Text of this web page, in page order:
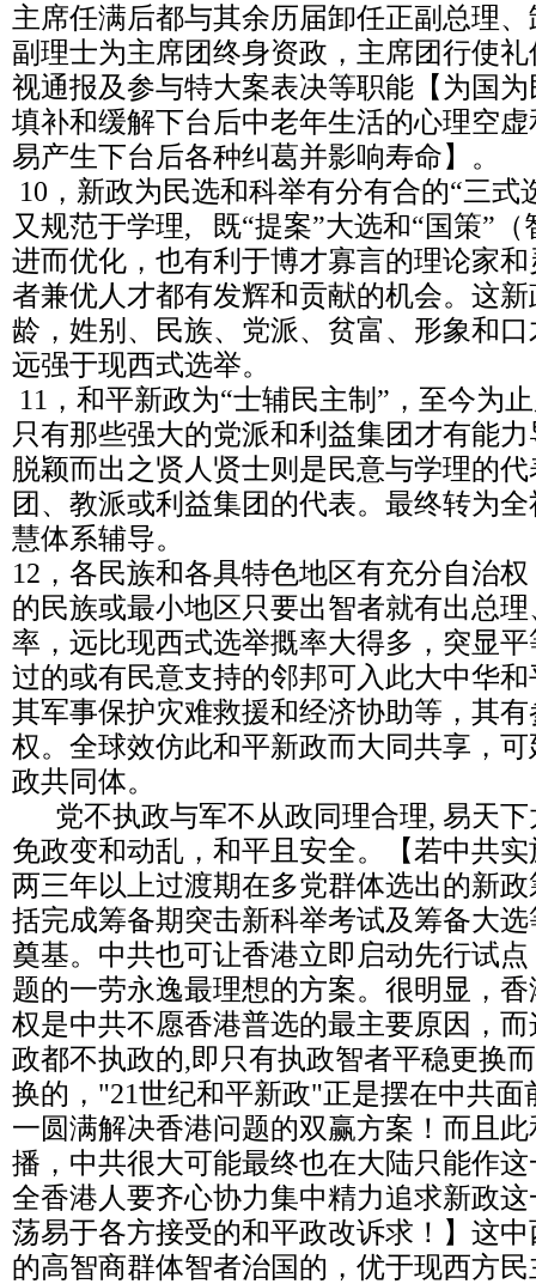
主席任满后都与其余历届卸任正副总理
副理士为主席团终身资政，主席团行使
视通报及参与特大案表决等职能【为国
填补和缓解下台后中老年生活的心理空
易产生下台后各种纠葛并影响寿命】。
10，新政为民选和科举有分有合的“三式
又规范于学理, 既“提案”大选和“国策”
进而优化，也有利于博才寡言的理论家
者兼优人才都有发辉和贡献的机会。这
龄，姓别、民族、党派、贫富、形象和
远强于现西式选举。
11，和平新政为“士辅民主制”，至今为
只有那些强大的党派和利益集团才有能
脱颖而出之贤人贤士则是民意与学理的
团、教派或利益集团的代表。最终转为
慧体系辅导。
12，各民族和各具特色地区有充分自治
的民族或最小地区只要出智者就有出总
率，远比现西式选举摡率大得多，突显
过的或有民意支持的邻邦可入此大中华
其军事保护灾难救援和经济协助等，其
权。全球效仿此和平新政而大同共享，
政共同体。
党不执政与军不从政同理合理, 易天下
免政变和动乱，和平且安全。【若中共
两三年以上过渡期在多党群体选出的新
括完成筹备期突击新科举考试及筹备大
奠基。中共也可让香港立即启动先行试
题的一劳永逸最理想的方案。很明显，
权是中共不愿香港普选的最主要原因，
政都不执政的,即只有执政智者平稳更换
换的，"21世纪和平新政"正是摆在中共
一圆满解决香港问题的双赢方案！而且
播，中共很大可能最终也在大陆只能作
全香港人要齐心协力集中精力追求新政
荡易于各方接受的和平政改诉求！】这
的高智商群体智者治国的，优于现西方